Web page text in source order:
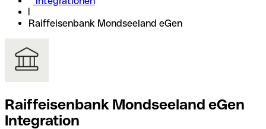
Raiffeisenbank Mondseeland eGen
Raiffeisenbank Mondseeland eGen
Integration